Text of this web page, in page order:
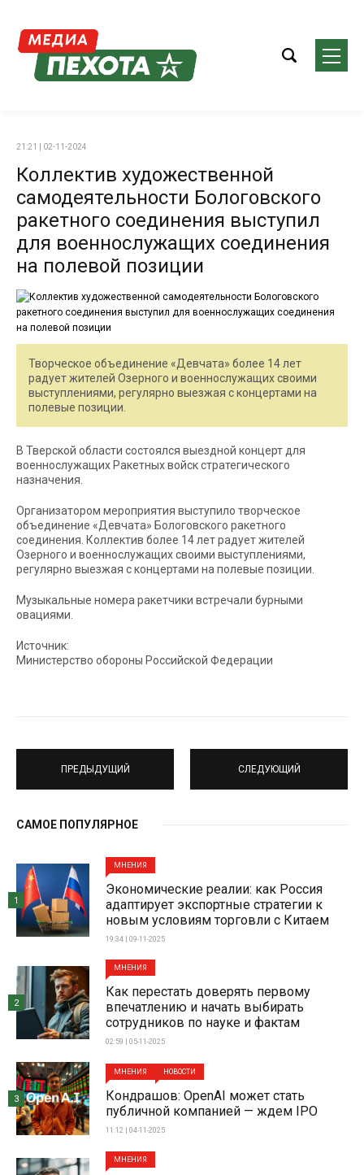
21:21 | 02-11-2024
Коллектив художественной
самодеятельности Бологовского
ракетного соединения выступил
для военнослужащих соединения
на полевой позиции
Творческое объединение «Девчата» более 14 лет
радует жителей Озерного и военнослужащих своими
выступлениями, регулярно выезжая с концертами на
полевые позиции.
В Тверской области состоялся выездной концерт для
военнослужащих Ракетных войск стратегического
назначения.
Организатором мероприятия выступило творческое
объединение «Девчата» Бологовского ракетного
соединения. Коллектив более 14 лет радует жителей
Озерного и военнослужащих своими выступлениями,
регулярно выезжая с концертами на полевые позиции.
Музыкальные номера ракетчики встречали бурными
овациями.
Источник:
Министерство обороны Российской Федерации
ПРЕДЫДУЩИЙ СЛЕДУЮЩИЙ
САМОЕ ПОПУЛЯРНОЕ
МНЕНИЯ
Экономические реалии: как Россия
адаптирует экспортные стратегии к
новым условиям торговли с Китаем
19:34 | 09-11-2025
1
МНЕНИЯ
Как перестать доверять первому
впечатлению и начать выбирать
сотрудников по науке и фактам
02:59 | 05-11-2025
2
МНЕНИЯ НОВОСТИ
Кондрашов: OpenAI может стать
публичной компанией — ждем IPO
11:12 | 04-11-2025
3
МНЕНИЯ